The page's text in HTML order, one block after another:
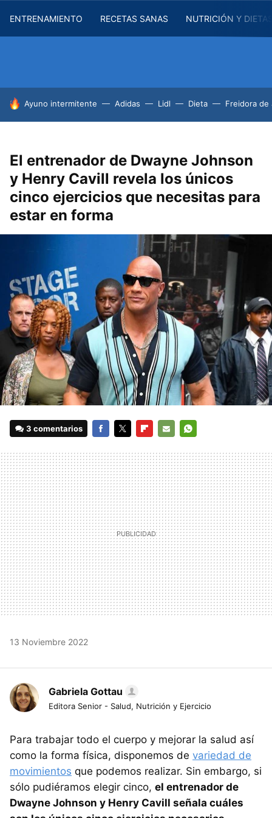
ENTRENAMIENTO RECETAS SANAS NUTRICIÓN Y
HOY SE HABLA DE
Ayuno intermitente Adidas Lidl Dieta Freidora de
El entrenador de Dwayne Johnson
y Henry Cavill revela los únicos
cinco ejercicios que necesitas para
estar en forma
3 comentarios
MAIL
13 Noviembre 2022
Gabriela Gottau
Editora Senior - Salud, Nutrición y Ejercicio
Para trabajar todo el cuerpo y mejorar la salud así
como la forma física, disponemos de variedad de
movimientos que podemos realizar. Sin embargo, si
sólo pudiéramos elegir cinco, el entrenador de
Dwayne Johnson y Henry Cavill señala cuáles